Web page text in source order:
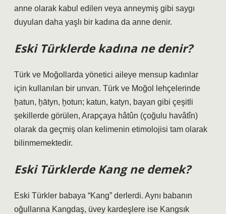
anne olarak kabul edilen veya anneymiş gibi saygı
duyulan daha yaşlı bir kadına da anne denir.
Eski Türklerde kadına ne denir?
Türk ve Moğollarda yönetici aileye mensup kadınlar
için kullanılan bir unvan. Türk ve Moğol lehçelerinde
ḫatun, ḫātyn, ḫotun; katun, katyn, bayan gibi çeşitli
şekillerde görülen, Arapçaya hâtûn (çoğulu havâtîn)
olarak da geçmiş olan kelimenin etimolojisi tam olarak
bilinmemektedir.
Eski Türklerde Kang ne demek?
Eski Türkler babaya “Kang” derlerdi. Aynı babanın
oğullarına Kangdaş, üvey kardeşlere ise Kangsık